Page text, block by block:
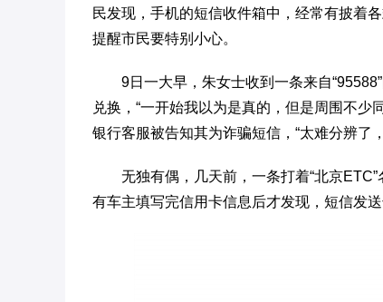
民发现，手机的短信收件箱中，经常有披着
提醒市民要特别小心。
9日一大早，朱女士收到一条来自
兑换，“一开始我以为是真的，但是周围不
银行客服被告知其为诈骗短信，“太难分辨了
无独有偶，几天前，一条打着“北京
有车主填写完信用卡信息后才发现，短信发送